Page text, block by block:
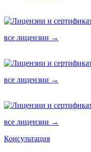
все лицензии →
все лицензии →
все лицензии →
Консультация